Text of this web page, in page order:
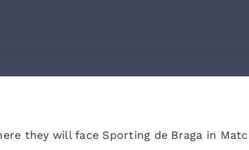
they will face Sporting de Braga in